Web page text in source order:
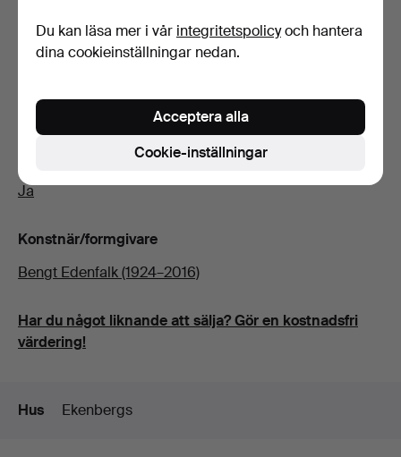
Inga anmärkningar.
Ja
Konstnär/formgivare
Bengt Edenfalk (1924–2016)
Har du något liknande att sälja? Gör en kostnadsfri
värdering!
Detaljer
Hus Ekenbergs
Du kan läsa mer i vår integritetspolicyoch hantera
dina cookieinställningar nedan.
Cookie-inställningar
Acceptera alla